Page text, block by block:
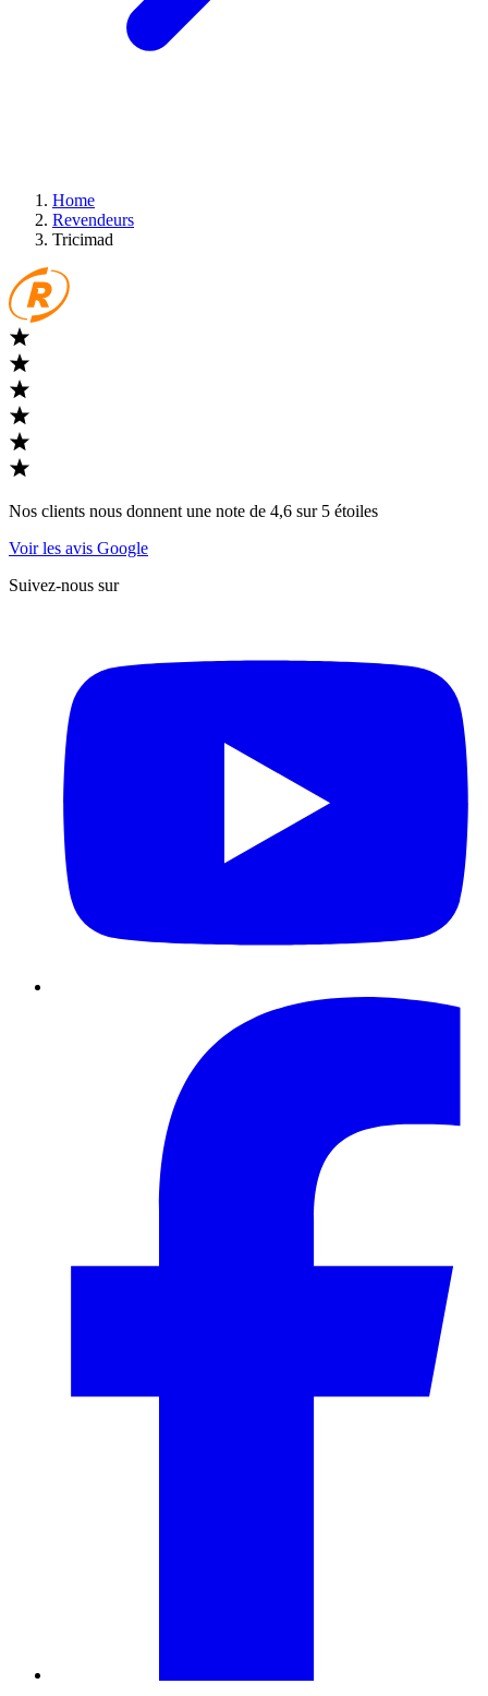
Home
Revendeurs
Tricimad
Nos clients nous donnent une note de 4,6 sur 5 étoiles
Voir les avis Google
Suivez-nous sur